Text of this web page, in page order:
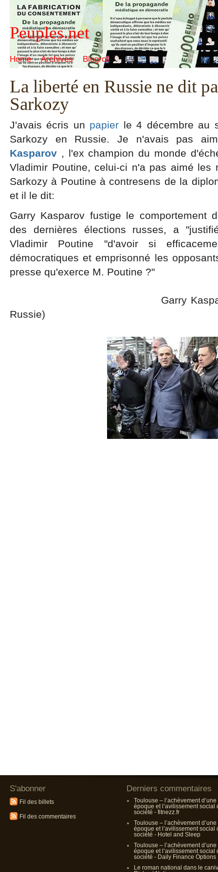
Peuples.net
Home Archives Blogroll
La liberté en Russie ne dit
Sarkozy
J'avais écris un papier le 4 décembre au
Sarkozy en Russie. Je n'avais pas
Kasparov , l'ex champion du monde
Vladimir Poutine, celui-ci n'a pas aimé les
Sarkozy à Poutine à contresens de la
et il le dit:
Garry Kasparov fustige le comportement
des dernières élections russes, a
Vladimir Poutine "d'avoir si
démocratiques et emprisonné les
presse qu'exerce M. Poutine ?"
Garry Kasparov
Russie)
S'abonner
Fil des billets
Fil des commentaires
Derniers commentaires
Toulouse – l’achèvement d’une
époque et l’avilissement social
société - fitnezz.fr
Toulouse – l’achèvement d’une
époque et l’avilissement social
société - Hotel and Sleep
Toulouse – l’achèvement d’une
époque et l’avilissement social
société - Daily Finance Options
Le roman national dans le